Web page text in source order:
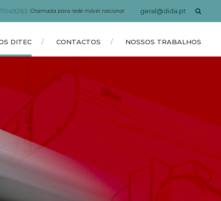
Chamada para rede móvel nacional geral@dida.pt
DITEC CONTACTOS NOSSOS TRABALHOS